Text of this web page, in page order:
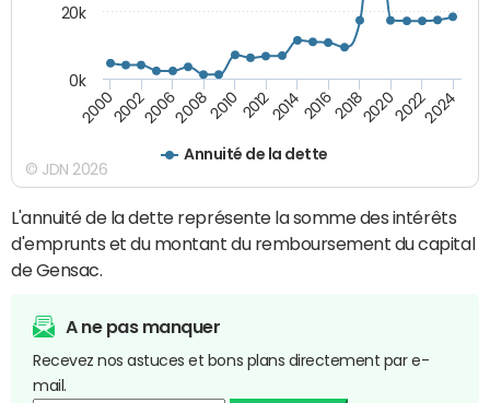
Annuité de la dette
20002002200620082010 2012201420162018202020222024
0k
20k
© JDN 2026
L'annuité de la dette représente la somme des intérêts
d'emprunts et du montant du remboursement du capital
de Gensac.
A ne pas manquer
Recevez nos astuces et bons plans directement par e-
mail.